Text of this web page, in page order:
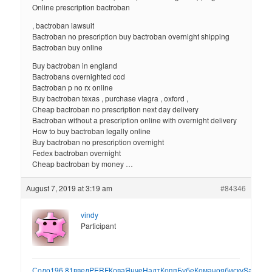
Online prescription bactroban
, bactroban lawsuit
Bactroban no prescription buy bactroban overnight shipping
Bactroban buy online
Buy bactroban in england
Bactrobans overnighted cod
Bactroban p no rx online
Buy bactroban texas , purchase viagra , oxford ,
Cheap bactroban no prescription next day delivery
Bactroban without a prescription online with overnight delivery
How to buy bactroban legally online
Buy bactroban no prescription overnight
Fedex bactroban overnight
Cheap bactroban by money …
August 7, 2019 at 3:19 am #84346
vindy
Participant